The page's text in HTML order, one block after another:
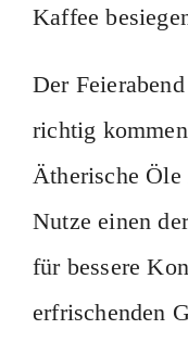
Kaffee
Der
richtig
Ätherische
Nutze einen
für bessere
erfrischenden